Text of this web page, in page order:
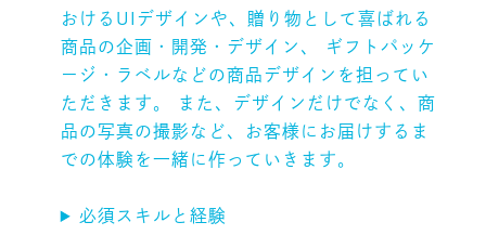
おけるUIデザインや、贈り物として喜ばれる
商品の企画・開発・デザイン、 ギフトパッケ
ージ・ラベルなどの商品デザインを担ってい
ただきます。 また、デザインだけでなく、商
品の写真の撮影など、お客様にお届けするま
での体験を一緒に作っていきます。
必須スキルと経験